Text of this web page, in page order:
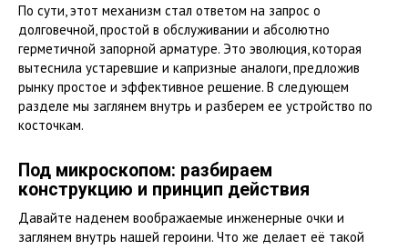
По сути, этот механизм стал ответом на запрос о
долговечной, простой в обслуживании и абсолютно
герметичной запорной арматуре. Это эволюция, которая
вытеснила устаревшие и капризные аналоги, предложив
рынку простое и эффективное решение. В следующем
разделе мы заглянем внутрь и разберем ее устройство по
косточкам.
Под микроскопом: разбираем
конструкцию и принцип действия
Давайте наденем воображаемые инженерные очки и
заглянем внутрь нашей героини. Что же делает её такой